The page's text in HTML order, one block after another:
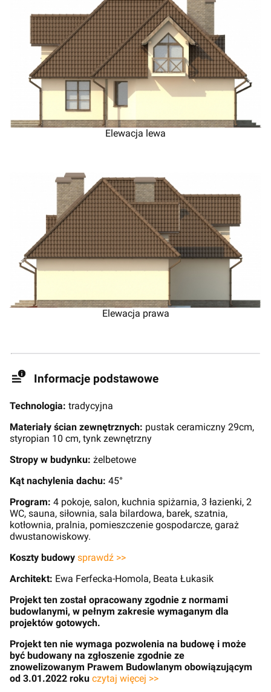
Elewacja lewa
Elewacja prawa
Informacje podstawowe
Technologia: tradycyjna
Materiały ścian zewnętrznych: pustak ceramiczny 29cm,
styropian 10 cm, tynk zewnętrzny
Stropy w budynku: żelbetowe
Kąt nachylenia dachu: 45°
Program: 4 pokoje, salon, kuchnia spiżarnia, 3 łazienki, 2
WC, sauna, siłownia, sala bilardowa, barek, szatnia,
kotłownia, pralnia, pomieszczenie gospodarcze, garaż
dwustanowiskowy.
Koszty budowy sprawdź >>
Architekt: Ewa Ferfecka-Homola, Beata Łukasik
Projekt ten został opracowany zgodnie z normami
budowlanymi, w pełnym zakresie wymaganym dla
projektów gotowych.
Projekt ten nie wymaga pozwolenia na budowę i może
być budowany na zgłoszenie zgodnie ze
znowelizowanym Prawem Budowlanym obowiązującym
od 3.01.2022 roku czytaj więcej >>